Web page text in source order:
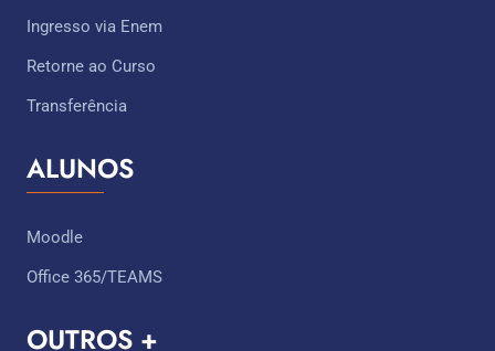
Ingresso via Enem
Retorne ao Curso
Transferência
ALUNOS
Moodle
Office 365/TEAMS
OUTROS +